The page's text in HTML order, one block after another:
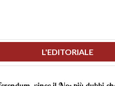
L'EDITORIALE